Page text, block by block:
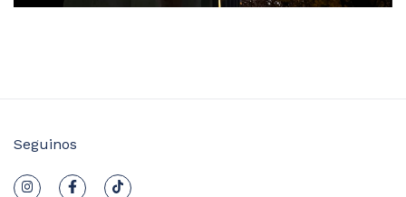
Seguinos